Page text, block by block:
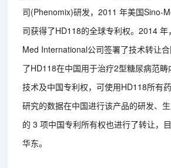
司(Phenomix)研发，2011 年美国Sino-
司获得了HD118的全球专利权。2014
Med International公司签署了技术转让
了HD118在中国用于治疗2型糖尿病范
技术及中国专利权，可使用HD118所有
研究的数据在中国进行该产品的研发、
的 3 项中国专利所有权也进行了转让，
华东。